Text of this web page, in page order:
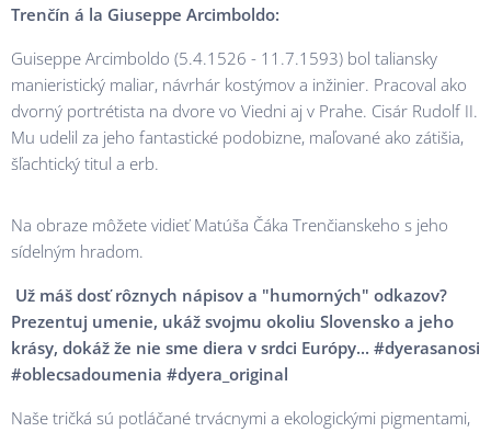
Trenčín á la Giuseppe Arcimboldo:
Guiseppe Arcimboldo (5.4.1526 - 11.7.1593) bol taliansky
manieristický maliar, návrhár kostýmov a inžinier. Pracoval ako
dvorný portrétista na dvore vo Viedni aj v Prahe. Cisár Rudolf II.
Mu udelil za jeho fantastické podobizne, maľované ako zátišia,
šľachtický titul a erb.
Na obraze môžete vidieť Matúša Čáka Trenčianskeho s jeho
sídelným hradom.
Už máš dosť rôznych nápisov a "humorných" odkazov?
Prezentuj umenie, ukáž svojmu okoliu Slovensko a jeho
krásy, dokáž že nie sme diera v srdci Európy... #dyerasanosi
#oblecsadoumenia #dyera_original
Naše tričká sú potláčané trvácnymi a ekologickými pigmentami,